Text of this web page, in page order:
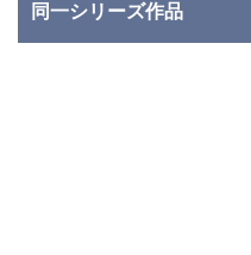
同一シリーズ作品